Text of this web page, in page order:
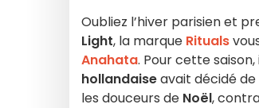
Oubliez l’hiver parisien et
Light, la marque Rituals
Anahata. Pour cette
hollandaiseavait décidé
les douceurs de Noël,